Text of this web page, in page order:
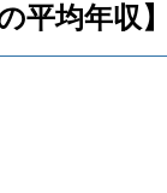
平均年収